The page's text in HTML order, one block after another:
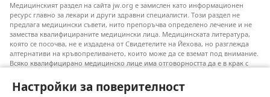
Настройки за поверителност
Медицинският раздел на сайта jw.org е замислен като информационен
ресурс главно за лекари и други здравни специалисти. Този раздел не
предлага медицински съвети, нито препоръчва определено лечение и не
замества квалифицираните медицински лица. Медицинската литература,
която се посочва, не е издадена от Свидетелите на Йехова, но разглежда
алтернативи на кръвопреливането, които може да се вземат под внимание.
Всяко квалифицирано медицинско лице има отговорността да е в крак с
помага на пациентите си да направят избор съобразно техните
заболявания, желания, ценности и вярвания. Не всички посочени практики